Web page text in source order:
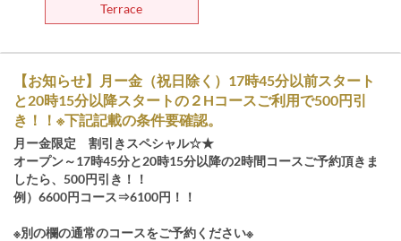
Terrace
【お知らせ】月ー金（祝日除く）17時45分以前スタート
と20時15分以降スタートの２Hコースご利用で500円引
き！！※下記記載の条件要確認。
月ー金限定 割引きスペシャル☆★
オープン～17時45分と20時15分以降の2時間コースご予約頂きま
したら、500円引き！！
例）6600円コース⇒6100円！！
※別の欄の通常のコースをご予約ください※